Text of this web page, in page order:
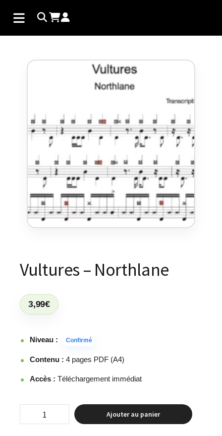
Vultures – Northlane
3,99€
Niveau : Confirmé
Contenu : 4 pages PDF (A4)
Accès : Téléchargement immédiat
Ajouter au panier